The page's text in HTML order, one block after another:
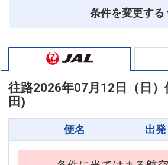
条件を変更す
往路2026年07月12日（日）
田)
便名 出発